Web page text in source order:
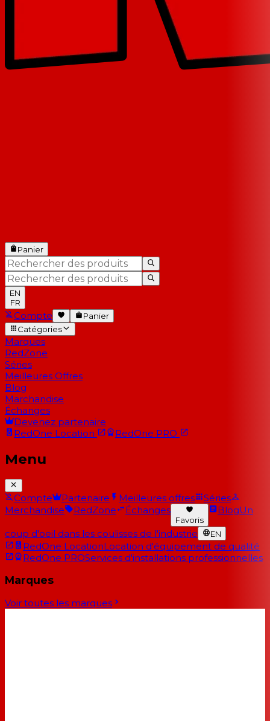
Panier
EN
FR
Compte
Panier
Catégories
Marques
RedZone
Séries
Meilleures Offres
Blog
Marchandise
Échanges
Devenez partenaire
RedOne Location RedOne PRO
Menu
Compte Partenaire Meilleures offres
Séries
Merchandise
RedZone Échanges
Favoris
BlogUn
coup d'oeil dans les coulisses de l'industrie EN
RedOne LocationLocation d'équipement de qualité
RedOne PROServices d'installations professionnelles
Marques
Voir toutes les marques